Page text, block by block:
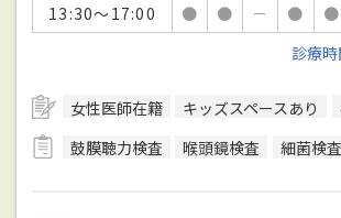
13:30～17:00
● ● － ● ●
診療
女性医師在籍 キッズスペースあり
鼓膜聴力検査
喉頭鏡検査 細菌検査